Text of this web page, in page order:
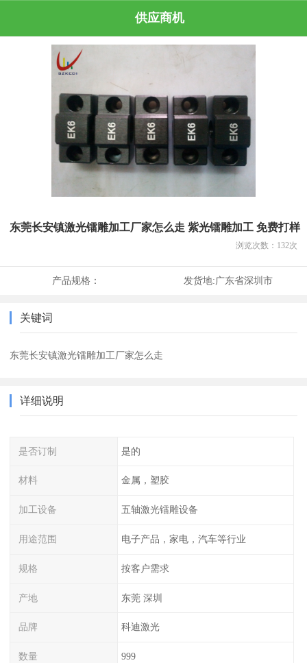
供应商机
东莞长安镇激光镭雕加工厂家怎么走 紫光镭雕加工 免费打样
浏览次数： 132次
产品规格： 发货地:广东省深圳市
关键词
东莞长安镇激光镭雕加工厂家怎么走
详细说明
是否订制 是的
材料 金属，塑胶
加工设备 五轴激光镭雕设备
用途范围 电子产品，家电，汽车等行业
规格 按客户需求
产地 东莞 深圳
品牌 科迪激光
数量 999